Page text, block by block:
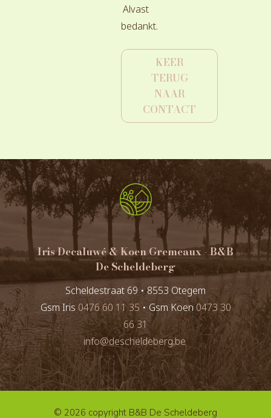
Alvast
bedankt.
KEER
TERUG
NAAR
CONTACT
Iris Decaluwé & Koen Gremeaux - B&B
De Scheldeberg
Scheldestraat 69 • 8553 Otegem
Gsm Iris 0476 60 11 35• Gsm Koen0473 30
66 31
info@descheldeberg.be
© 2026 copyright B&B De Scheldeberg